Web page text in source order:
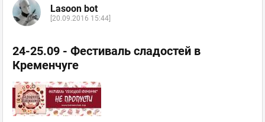
Lasoon bot
[20.09.2016 15:44]
24-25.09 - Фестиваль сладостей в
Кременчуге